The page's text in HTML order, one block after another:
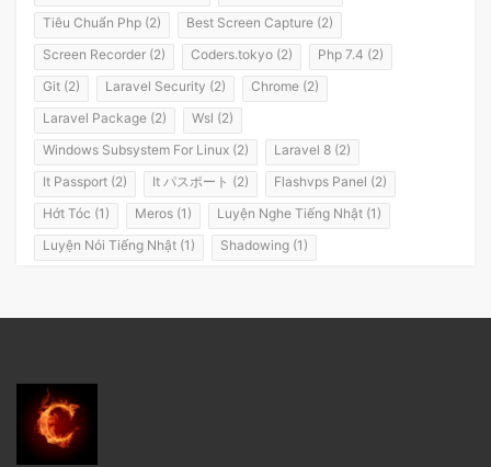
Tiêu Chuẩn Php (2)
Best Screen Capture (2)
Screen Recorder (2)
Coders.tokyo (2)
Php 7.4 (2)
Git (2)
Laravel Security (2)
Chrome (2)
Laravel Package (2)
Wsl (2)
Windows Subsystem For Linux (2)
Laravel 8 (2)
It Passport (2)
It パスポート (2)
Flashvps Panel (2)
Hớt Tóc (1)
Meros (1)
Luyện Nghe Tiếng Nhật (1)
Luyện Nói Tiếng Nhật (1)
Shadowing (1)
Sóng Thần (1)
Wakarimasen (1)